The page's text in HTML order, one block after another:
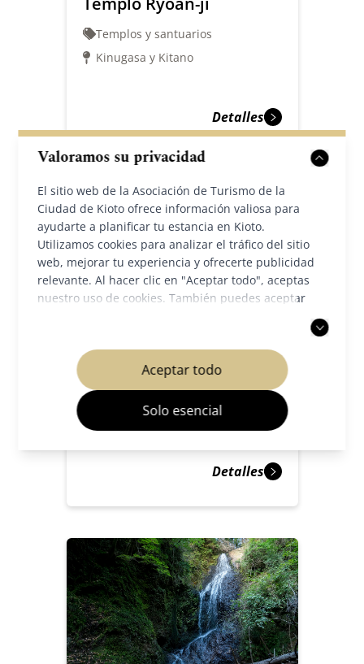
Valoramos su privacidad
El sitio web de la Asociación de Turismo de la
Ciudad de Kioto ofrece información valiosa para
ayudarte a planificar tu estancia en Kioto.
Utilizamos cookies para analizar el tráfico del sitio
web, mejorar tu experiencia y ofrecerte publicidad
relevante. Al hacer clic en "Aceptar todo", aceptas
nuestro uso de cookies. También puedes aceptar
Aceptar todo
Solo esencial
Templos y santuarios
Kinugasa y Kitano
Detalles
Templo Kosan-ji
Templos y santuarios
Detalles